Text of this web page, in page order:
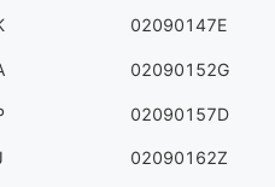
02090147E
02090152G
02090157D
02090162Z